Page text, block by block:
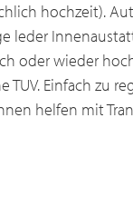
hochzeit).
leder
oder wieder
Einfach zu
helfen mit